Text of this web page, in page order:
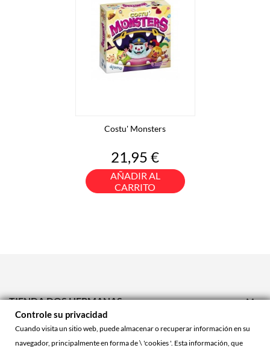
Costu' Monsters
Precio
21,95 €
AÑADIR AL
CARRITO
TIENDA DOS HERMANAS 
TIENDA ONLINE 
Controle su privacidad
Cuando visita un sitio web, puede almacenar o recuperar información en su
navegador, principalmente en forma de \ 'cookies '. Esta información, que